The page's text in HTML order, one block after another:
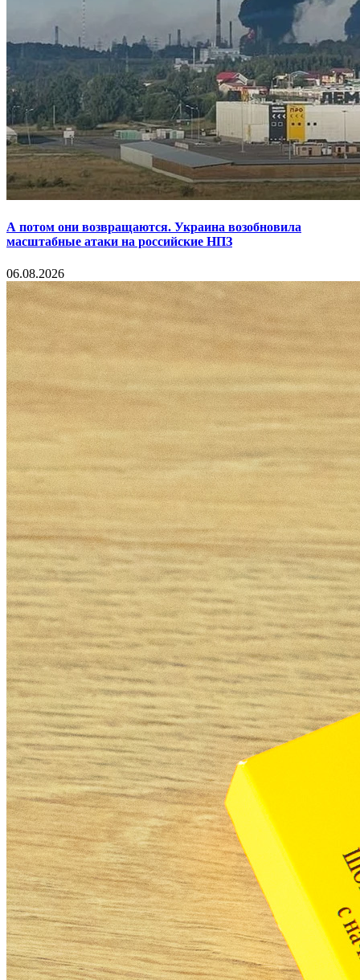
А потом они возвращаются. Украина возобновила
масштабные атаки на российские НПЗ
06.08.2026